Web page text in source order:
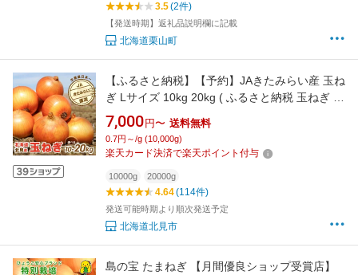
3.5(2件)
【発送時期】返礼品説明欄に記載
北海道栗山町
【ふるさと納税】【予約】JAきたみらい産 玉ね
ぎ Lサイズ 10kg 20kg ( ふるさと納税 玉ねぎ ふ
るさと納税 ランキング タマネギ ふるさと納税
たまねぎ 野菜 北海道産 北見 )
7,000 円〜 送料無料
0.7円～/g (10,000g)
楽天カード決済で楽天ポイント付与
10000g 20000g
4.64(114件)
発送可能時期より順次発送予定
北海道北見市
島の宝 たまねぎ 【月間優良ショップ受賞店】